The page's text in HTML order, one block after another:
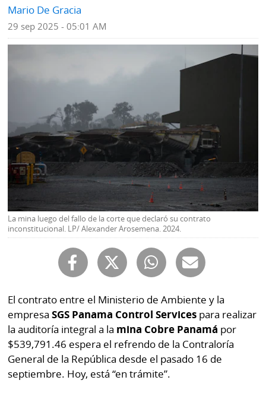
Ponle
la
Firma
de
erratas
SERVICIOS
E-
Paper
Buscador
Comunicados
Catálogos
digital
Luctuosas
Contenido
de
marcas
Temas
Autores
Notas
lector
Buenas
prácticas
Mario De Gracia
29 sep 2025 - 05:01 AM
La mina luego del fallo de la corte que declaró su contrato
inconstitucional. LP/ Alexander Arosemena. 2024.
El contrato entre el Ministerio de Ambiente y la
empresa SGS Panama Control Services para realizar
la auditoría integral a la mina Cobre Panamá por
$539,791.46 espera el refrendo de la Contraloría
General de la República desde el pasado 16 de
septiembre. Hoy, está “en trámite”.